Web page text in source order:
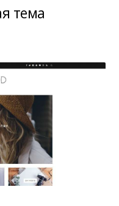
тема